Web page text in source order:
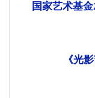
国家艺术基金
《光